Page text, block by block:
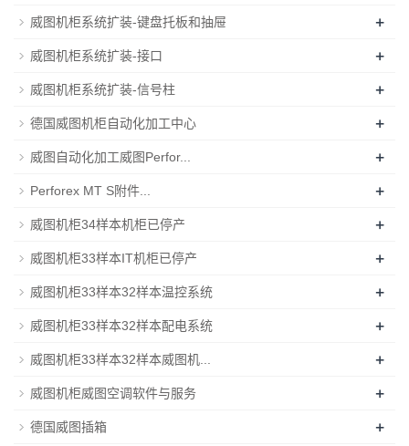
威图机柜系统扩装-键盘托板和抽屉 +
威图机柜系统扩装-接口 +
威图机柜系统扩装-信号柱 +
德国威图机柜自动化加工中心 +
威图自动化加工威图Perfor... +
Perforex MT S附件... +
威图机柜34样本机柜已停产 +
威图机柜33样本IT机柜已停产 +
威图机柜33样本32样本温控系统 +
威图机柜33样本32样本配电系统 +
威图机柜33样本32样本威图机... +
威图机柜威图空调软件与服务 +
德国威图插箱 +